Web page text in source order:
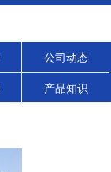
公司动态
产品知识